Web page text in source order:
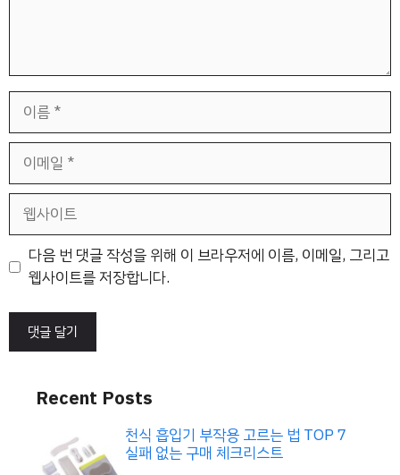
일
트
다음 번 댓글 작성을 위해 이 브라우저에 이름, 이메일, 그리고
웹사이트를 저장합니다.
Recent Posts
천식 흡입기 부작용 고르는 법 TOP 7
실패 없는 구매 체크리스트